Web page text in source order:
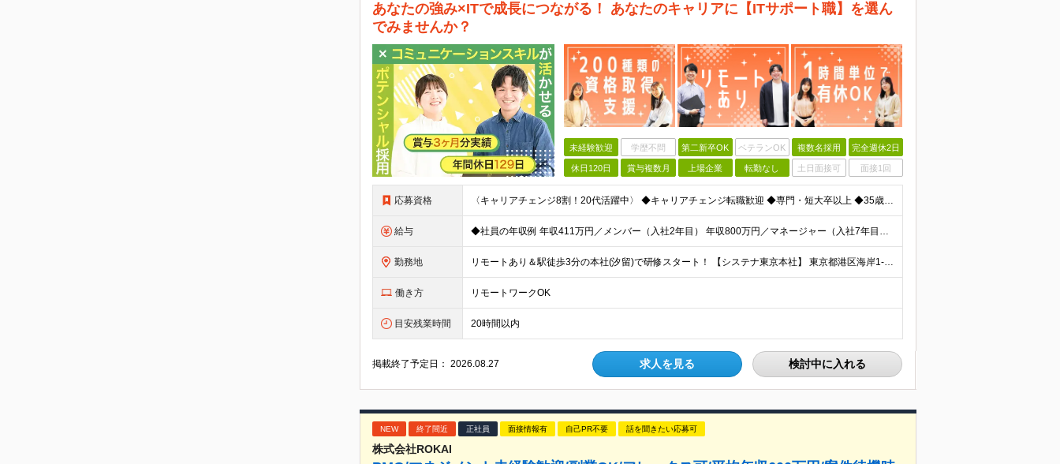
あなたの強み×ITで成長につながる！ あなたのキャリアに【ITサポート職】を選ん
でみませんか？
未経験歓迎 学歴不問 第二新卒OK ベテランOK 複数名採用 完全週休2日
休日120日 賞与複数月 上場企業 転勤なし 土日面接可 面接1回
応募資格 〈キャリアチェンジ8割！20代活躍中〉 ◆キャリアチェンジ転職歓迎 ◆専門・短大卒以上 ◆35歳までの方(若年層の長期キャリア形成のため) ◎同期入社と一緒に研修が受けられます！ ＼下記のような方に
給与 ◆社員の年収例 年収411万円／メンバー（入社2年目） 年収800万円／マネージャー（入社7年目） -------------------- ◆月給22万7000円～30万円＋賞与年2回＋残業代全額支
勤務地 リモートあり＆駅徒歩3分の本社(汐留)で研修スタート！ 【システナ東京本社】 東京都港区海岸1-2-20 汐留ビルディング14F・16F ◆リモートワーク・フルリモートのお仕事もあり ◆お住まいの地
働き方 リモートワークOK
目安残業時間 20時間以内
掲載終了予定日：2026.08.27 求人を見る 検討中に入れる
NEW 終了間近 正社員 面接情報有 自己PR不要 話を聞きたい応募可
株式会社ROKAI